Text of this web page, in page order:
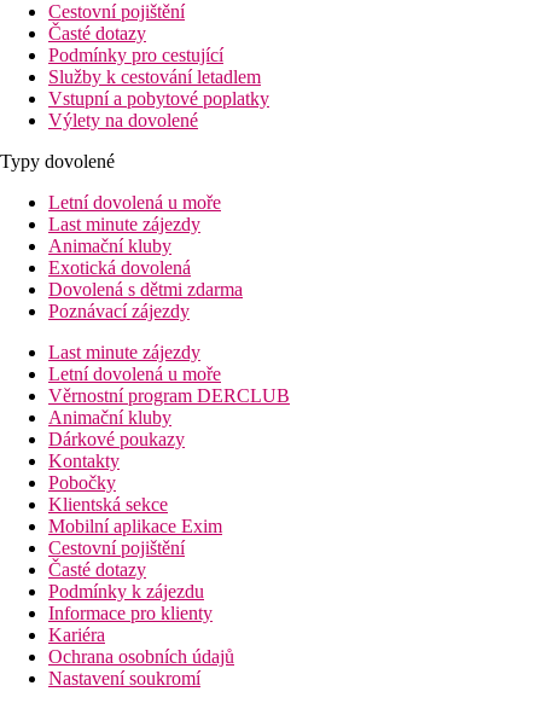
Cestovní pojištění
Časté dotazy
Podmínky pro cestující
Služby k cestování letadlem
Vstupní a pobytové poplatky
Výlety na dovolené
Typy dovolené
Letní dovolená u moře
Last minute zájezdy
Animační kluby
Exotická dovolená
Dovolená s dětmi zdarma
Poznávací zájezdy
Last minute zájezdy
Letní dovolená u moře
Věrnostní program DERCLUB
Animační kluby
Dárkové poukazy
Kontakty
Pobočky
Klientská sekce
Mobilní aplikace Exim
Cestovní pojištění
Časté dotazy
Podmínky k zájezdu
Informace pro klienty
Kariéra
Ochrana osobních údajů
Nastavení soukromí